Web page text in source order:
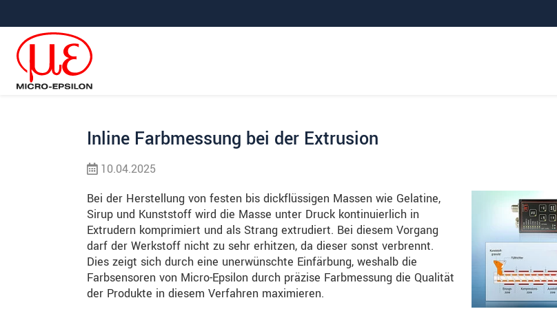
Inline Farbmessung bei der Extrusion
10.04.2025
Bei der Herstellung von festen bis dickflüssigen Massen wie Gelatine,
Sirup und Kunststoff wird die Masse unter Druck kontinuierlich in
Extrudern komprimiert und als Strang extrudiert. Bei diesem Vorgang
darf der Werkstoff nicht zu sehr erhitzen, da dieser sonst verbrennt.
Dies zeigt sich durch eine unerwünschte Einfärbung, weshalb die
Farbsensoren von Micro-Epsilon durch präzise Farbmessung die Qualität
der Produkte in diesem Verfahren maximieren.